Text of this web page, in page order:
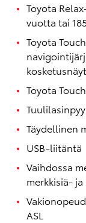
Toyota
vuotta tai
Toyota
Toyota
Täydellinen
USB-liitäntä
Vaihdossa
merkkisiä-
ASL